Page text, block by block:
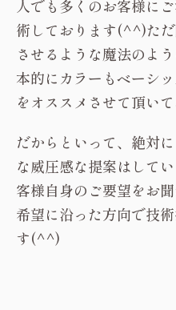
人でも多くのお客様に
術しております(^^)た
させるような魔法のよ
本的にカラーもベーシ
をオススメさせて頂い
だからといって、絶対
な威圧感な提案はして
客様自身のご要望をお
希望に沿った方向で技
す(^^)